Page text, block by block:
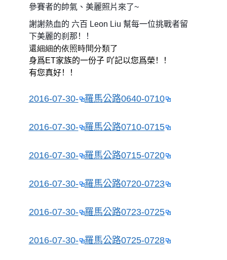
參賽者的帥氣、美麗照片來了~
謝謝熱血的 六百 Leon Liu 幫每一位挑戰者留
下美麗的刹那！！
還細細的依照時間分類了
身爲ET家族的一份子 吖記以您爲榮！！
有您真好！！
2016-07-30- 羅馬公路0640-0710
2016-07-30- 羅馬公路0710-0715
2016-07-30- 羅馬公路0715-0720
2016-07-30- 羅馬公路0720-0723
2016-07-30- 羅馬公路0723-0725
2016-07-30- 羅馬公路0725-0728